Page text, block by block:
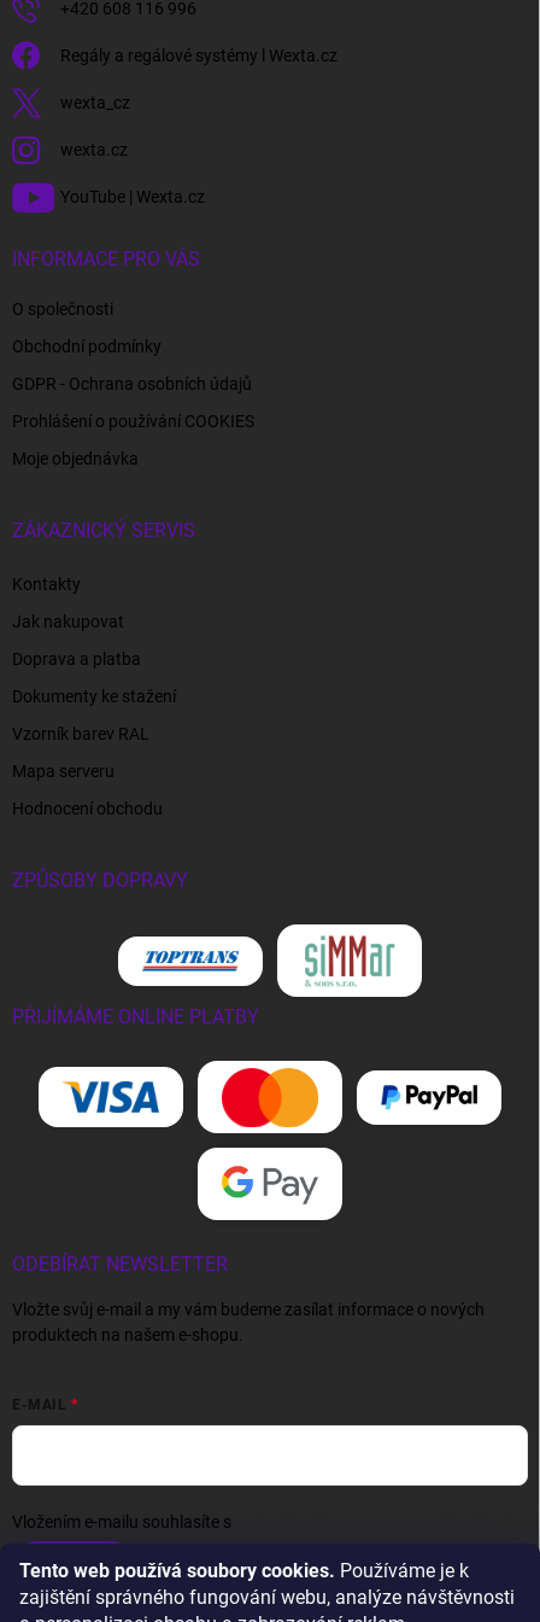
Tento web používá soubory cookies. Používáme je k
zajištění správného fungování webu, analýze návštěvnosti
+420 608 116 996
Regály a regálové systémy l Wexta.cz
wexta_cz
wexta.cz
YouTube | Wexta.cz
INFORMACE PRO VÁS
O společnosti
Obchodní podmínky
GDPR - Ochrana osobních údajů
Prohlášení o používání COOKIES
Moje objednávka
ZÁKAZNICKÝ SERVIS
Kontakty
Jak nakupovat
Doprava a platba
Dokumenty ke stažení
Vzorník barev RAL
Mapa serveru
Hodnocení obchodu
ZPŮSOBY DOPRAVY
PŘIJÍMÁME ONLINE PLATBY
ODEBÍRAT NEWSLETTER
Vložte svůj e-mail a my vám budeme zasílat informace o nových
produktech na našem e-shopu.
E-MAIL
Vložením e-mailu souhlasíte s
Přihlásit se